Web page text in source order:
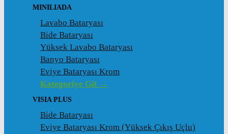
MINILIADA
Lavabo Bataryası
Bide Bataryası
Yüksek Lavabo Bataryası
Banyo Bataryası
Eviye Bataryası Krom
Kategoriye Git →
VISIA PLUS
Bide Bataryası
Eviye Bataryası Krom (Yüksek Çıkış Uçlu)